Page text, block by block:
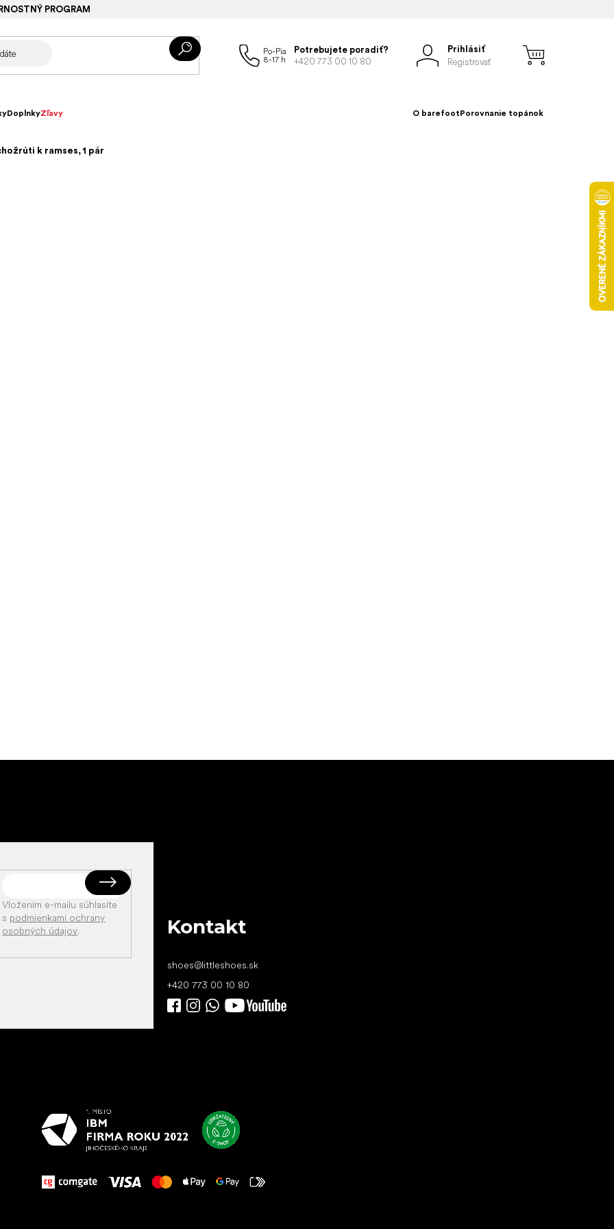
PROGRAM
Potrebujete poradiť?
+420 773 00 10 80
Prihlásiť
Registrovať
DoplnkyZľavy O barefootPorovnanie topánok
k ramses, 1 pár
Vložením e-mailu súhlasíte
s podmienkami ochrany
osobných údajov. Kontakt
shoes@littleshoes.sk
+420 773 00 10 80